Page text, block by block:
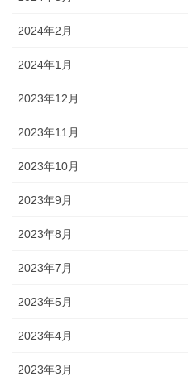
2024年2月
2024年1月
2023年12月
2023年11月
2023年10月
2023年9月
2023年8月
2023年7月
2023年5月
2023年4月
2023年3月